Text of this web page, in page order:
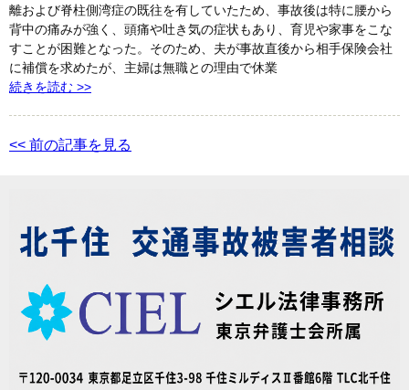
離および脊柱側湾症の既往を有していたため、事故後は特に腰から
背中の痛みが強く、頭痛や吐き気の症状もあり、育児や家事をこな
すことが困難となった。そのため、夫が事故直後から相手保険会社
に補償を求めたが、主婦は無職との理由で休業
続きを読む >>
<< 前の記事を見る